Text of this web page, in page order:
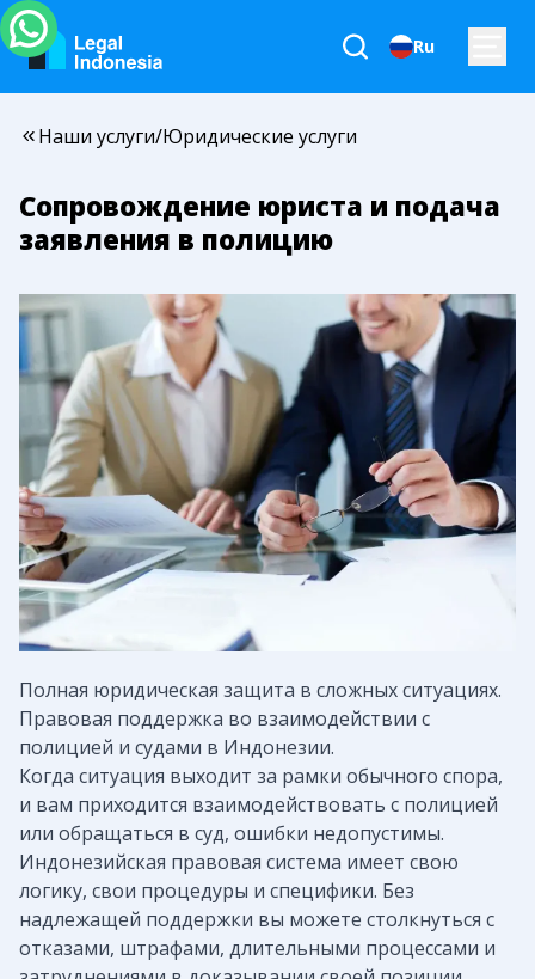
Ru
Наши услуги/Юридические услуги
Сопровождение юриста и подача
заявления в полицию
Полная юридическая защита в сложных ситуациях.
Правовая поддержка во взаимодействии с
полицией и судами в Индонезии.
Когда ситуация выходит за рамки обычного спора,
и вам приходится взаимодействовать с полицией
или обращаться в суд, ошибки недопустимы.
Индонезийская правовая система имеет свою
логику, свои процедуры и специфики. Без
надлежащей поддержки вы можете столкнуться с
отказами, штрафами, длительными процессами и